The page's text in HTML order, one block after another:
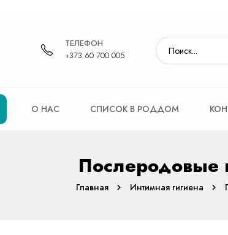
ТЕЛЕФОН
+373 60 700 005
О НАС СПИСОК В РОДДОМ
Послеродовые
Главная Интимная гигиена